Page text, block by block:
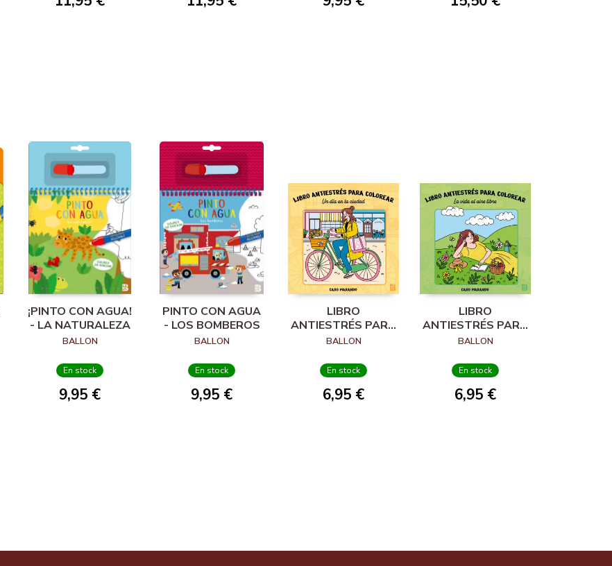
¡PINTO CON AGUA!
- LA NATURALEZA
BALLON
En stock
9,95 €
PINTO CON AGUA
- LOS BOMBEROS
BALLON
En stock
9,95 €
LIBRO
ANTIESTRÉS PARA
COLOREAR. UN DÍA
BALLON
En stock
6,95 €
LIBRO
ANTIESTRÉS PARA
COLOREAR. LA
BALLON
En stock
6,95 €